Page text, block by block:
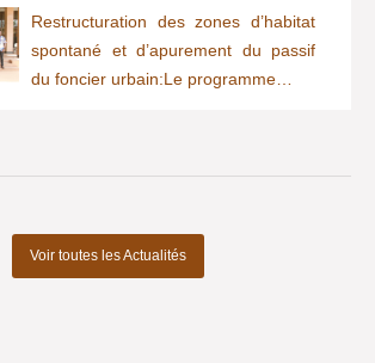
Restructuration des zones d’habitat
spontané et d’apurement du passif
du foncier urbain:Le programme…
Voir toutes les Actualités